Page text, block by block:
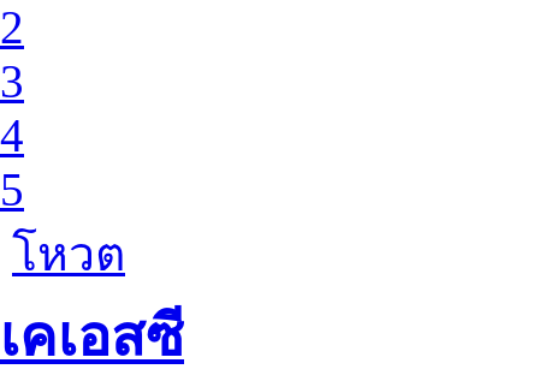
2
3
4
5
โหวต
เคเอสซี